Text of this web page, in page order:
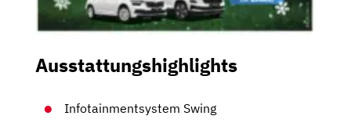
Ausstattungshighlights
Infotainmentsystem Swing